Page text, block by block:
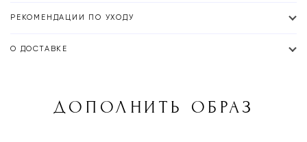
РЕКОМЕНДАЦИИ ПО УХОДУ
О ДОСТАВКЕ
ДОПОЛНИТЬ ОБРАЗ